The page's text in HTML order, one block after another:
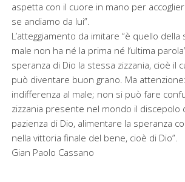
aspetta con il cuore in mano per
se andiamo da lui”.
L’atteggiamento da imitare “è quello
male non ha né la prima né l’ultima
speranza di Dio la stessa zizzania, cioè il
può diventare buon grano. Ma
indifferenza al male; non si può fare
zizzania presente nel mondo il discepolo
pazienza di Dio, alimentare la speranza
nella vittoria finale del bene, cioè di Dio”.
Gian Paolo Cassano